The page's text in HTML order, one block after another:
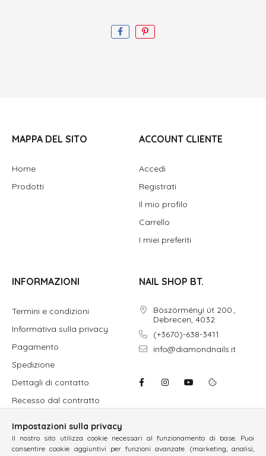
MAPPA DEL SITO
Home
Prodotti
ACCOUNT CLIENTE
Accedi
Registrati
Il mio profilo
Carrello
I miei preferiti
INFORMAZIONI
Termini e condizioni
Informativa sulla privacy
Pagamento
Spedizione
Dettagli di contatto
Recesso dal contratto
NAIL SHOP BT.
Böszörményi út 200.,
Debrecen, 4032
(+3670)-638-3411
info@diamondnails.it
Impostazioni sulla privacy
Il nostro sito utilizza cookie necessari al funzionamento di base. Puoi
consentire cookie aggiuntivi per funzioni avanzate (marketing, analisi,